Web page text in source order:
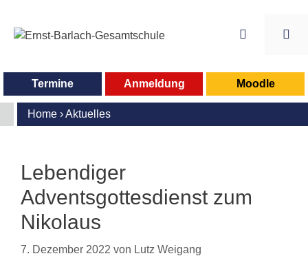
springen
Home ›Aktuelles
Termine Anmeldung Moodle
Lebendiger
Adventsgottesdienst zum
Nikolaus
7. Dezember 2022 von Lutz Weigang